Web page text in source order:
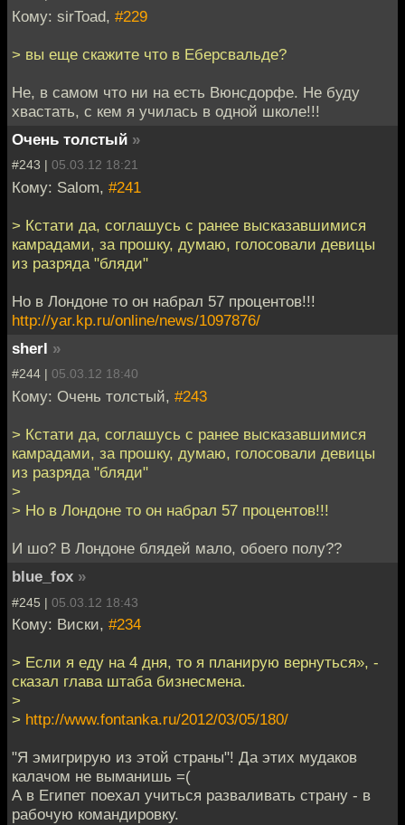
Кому: sirToad, #229
> вы еще скажите что в Еберсвальде?
Не, в самом что ни на есть Вюнсдорфе. Не буду
хвастать, с кем я училась в одной школе!!!
Очень толстый »
#243 | 05.03.12 18:21
Кому: Salom, #241
> Кстати да, соглашусь с ранее высказавшимися
камрадами, за прошку, думаю, голосовали девицы
из разряда "бляди"
Но в Лондоне то он набрал 57 процентов!!!
http://yar.kp.ru/online/news/1097876/
sherl »
#244 | 05.03.12 18:40
Кому: Очень толстый, #243
> Кстати да, соглашусь с ранее высказавшимися
камрадами, за прошку, думаю, голосовали девицы
из разряда "бляди"
>
> Но в Лондоне то он набрал 57 процентов!!!
И шо? В Лондоне блядей мало, обоего полу??
blue_fox »
#245 | 05.03.12 18:43
Кому: Виски, #234
> Если я еду на 4 дня, то я планирую вернуться», -
сказал глава штаба бизнесмена.
>
> http://www.fontanka.ru/2012/03/05/180/
"Я эмигрирую из этой страны"! Да этих мудаков
калачом не выманишь =(
А в Египет поехал учиться разваливать страну - в
рабочую командировку.